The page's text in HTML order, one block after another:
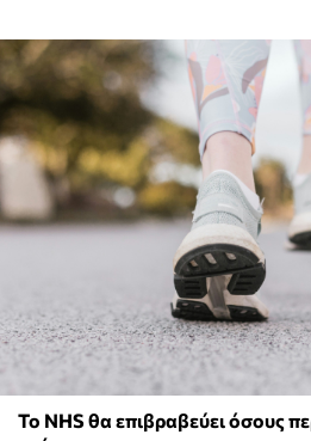
Το NHS θα επιβραβεύει όσους